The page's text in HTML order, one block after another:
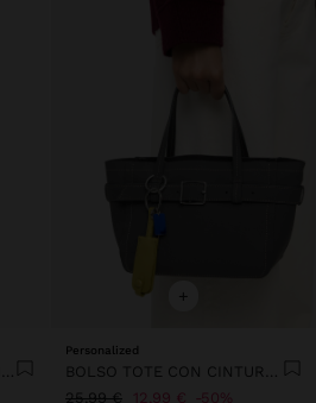
BOLSO TOTE EFECTO RAFIA CON COLGANTE
+
Personalized
BOLSO TOTE CON CINTURÓN Y COLGANTE
25,99 €
12,99 € 50%